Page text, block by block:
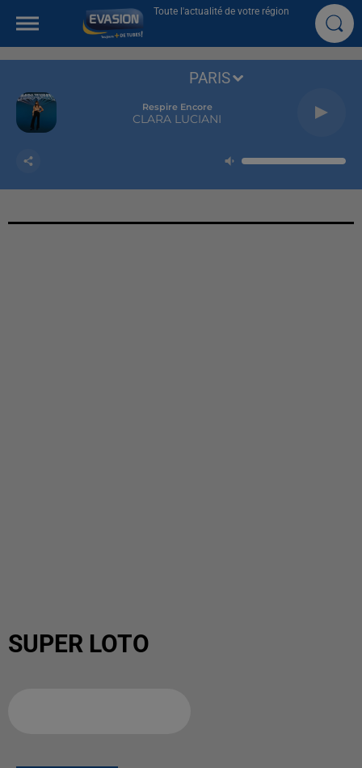
Toute l'actualité de votre région
Respire Encore
CLARA LUCIANI
PARIS
SUPER LOTO